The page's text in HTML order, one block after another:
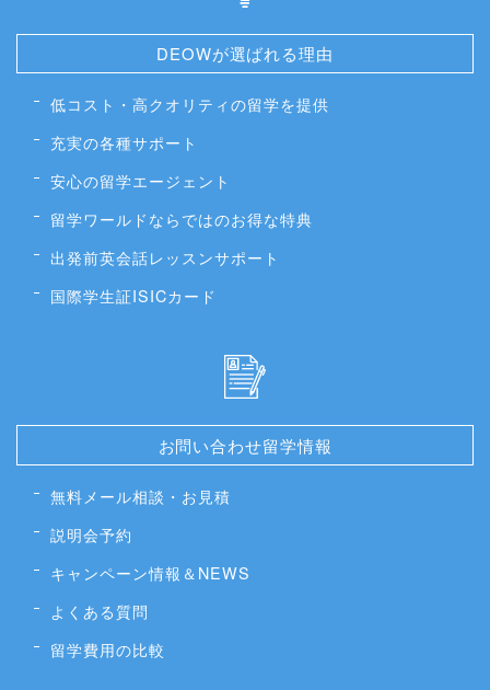
DEOWが選ばれる理由
低コスト・高クオリティの留学を提供
充実の各種サポート
安心の留学エージェント
留学ワールドならではのお得な特典
出発前英会話レッスンサポート
国際学生証ISICカード
お問い合わせ留学情報
無料メール相談・お見積
説明会予約
キャンペーン情報＆NEWS
よくある質問
留学費用の比較